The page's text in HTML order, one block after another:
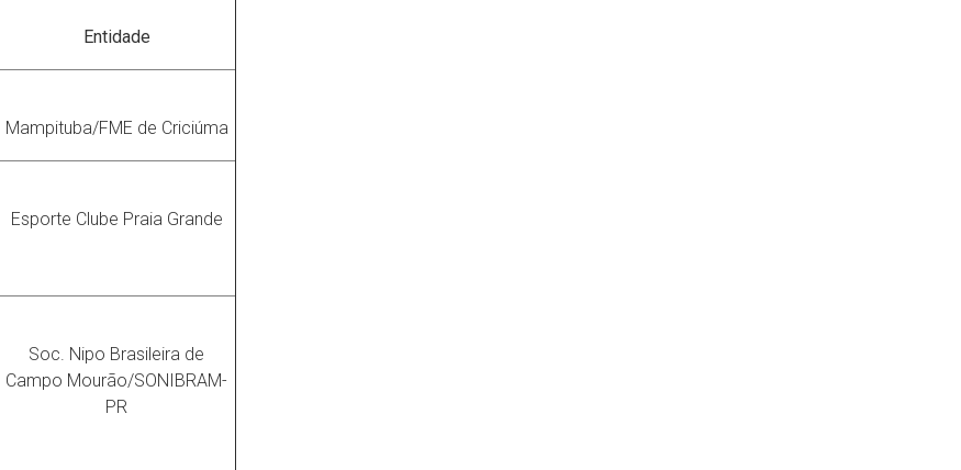
Entidade
Mampituba/FME de Criciúma
Esporte Clube Praia Grande
Soc. Nipo Brasileira de
Campo Mourão/SONIBRAM-
PR